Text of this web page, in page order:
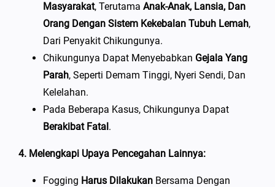
Masyarakat, Terutama Anak-Anak, Lansia, Dan
Orang Dengan Sistem Kekebalan Tubuh Lemah,
Dari Penyakit Chikungunya.
Chikungunya Dapat Menyebabkan Gejala Yang
Parah, Seperti Demam Tinggi, Nyeri Sendi, Dan
Kelelahan.
Pada Beberapa Kasus, Chikungunya Dapat
Berakibat Fatal.
4. Melengkapi Upaya Pencegahan Lainnya:
Fogging Harus Dilakukan Bersama Dengan